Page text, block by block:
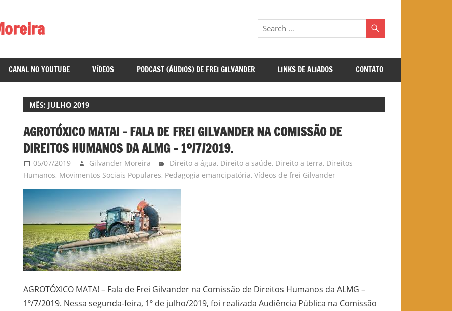
CANAL NO YOUTUBE VÍDEOS PODCAST (ÁUDIOS) DE FREI GILVANDER LINKS DE ALIADOS CONTATO
MÊS: JULHO 2019
AGROTÓXICO MATA! – FALA DE FREI GILVANDER NA COMISSÃO DE
DIREITOS HUMANOS DA ALMG – 1º/7/2019.
05/07/2019 Gilvander Moreira Direito a água, Direito a saúde, Direito a terra, Direitos
Humanos, Movimentos Sociais Populares, Pedagogia emancipatória,Vídeos de frei Gilvander
AGROTÓXICO MATA! – Fala de Frei Gilvander na Comissão de Direitos Humanos da ALMG –
1º/7/2019. Nessa segunda-feira, 1º de julho/2019, foi realizada Audiência Pública na Comissão